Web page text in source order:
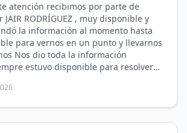
atención recibimos por parte de
JAIR RODRÍGUEZ , muy disponible y
la información al momento hasta
para vernos en un punto y llevarnos
Nos dio toda la información
estuvo disponible para resolver
nos responde nuestras dudas es